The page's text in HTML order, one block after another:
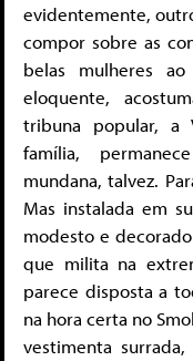
evidentemente,
compor sobre as
belas mulheres
eloquente,
tribuna popular, a
família,
mundana, talvez.
Mas instalada em
modesto e
que milita na
parece disposta a
na hora certa no
vestimenta